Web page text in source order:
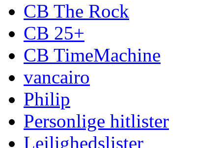
CB The Rock
CB 25+
CB TimeMachine
vancairo
Philip
Personlige hitlister
Lejlighedslister